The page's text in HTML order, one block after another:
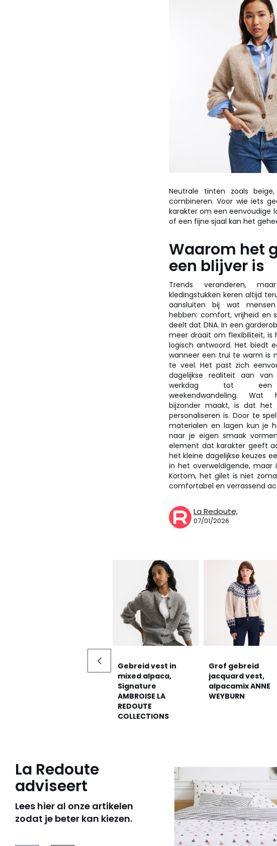
Neutrale tinten zoals
combineren. Voor wie iets
karakter om een eenvoudige
of een fijne sjaal kan het
Waarom het
een blijver is
Trends veranderen,
kledingstukken keren altijd
aansluiten bij wat
hebben: comfort, vrijheid en
deelt dat DNA. In een
meer draait om flexibiliteit, is
logisch antwoord. Het biedt
wanneer een trui te warm is
te veel. Het past zich
dagelijkse realiteit aan van
werkdag tot een
weekendwandeling. Wat
bijzonder maakt, is dat het
personaliseren is. Door te
materialen en lagen kun je
naar je eigen smaak
element dat karakter geeft
het kleine dagelijkse keuzes
in het overweldigende,
Kortom, het gilet is niet
comfortabel en verrassend
La Redoute,
07/01/2026
Gebreid vest in
mixed alpaca,
Signature
AMBROISE LA
REDOUTE
COLLECTIONS
Grof gebreid
jacquard vest,
alpacamix ANNE
WEYBURN
La Redoute
adviseert
Lees hier al onze artikelen
zodat je beter kan kiezen.